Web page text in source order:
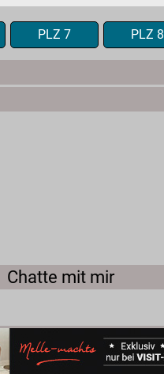
PLZ 7 PLZ 8
Chatte mit mir